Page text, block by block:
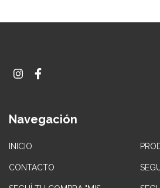
Navegación
INICIO
CONTACTO